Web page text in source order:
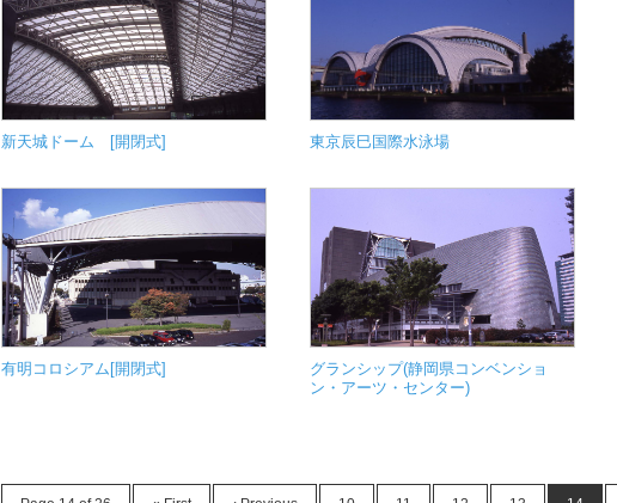
新天城ドーム [開閉式] 東京辰巳国際水泳場
有明コロシアム[開閉式]
グランシップ (静岡県コンベンショ
ン・アーツ・センター)